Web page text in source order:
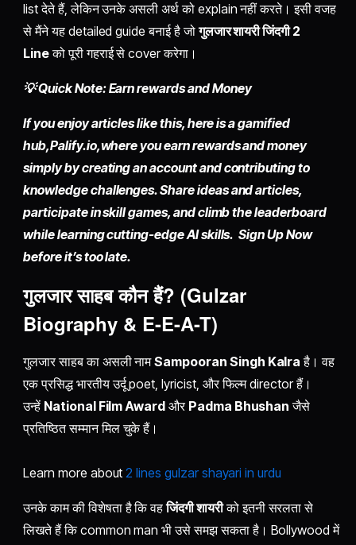
list देते हैं, लेकिन उनके असली अर्थ को explain नहीं करते। इसी वजह
से मैंने यह detailed guide बनाई है जोगुलजार शायरी जिंदगी 2
Lineको पूरी गहराई से cover करेगा।
💡 Quick Note: Earn rewards and Money
If you enjoy articles like this, here is a gamified
hub,Palify.io,where you earn rewards and money
simply bycreating an accountand contributing to
knowledge challenges. Share ideas and articles,
participate in skill games, and climb the leaderboard
while learning cutting-edge AI skills. Sign Up Now
before it’s too late.
गुलजार साहब कौन हैं? (Gulzar
Biography & E-E-A-T)
गुलजार साहब का असली नामSampooran Singh Kalra है। वह
एक प्रसिद्ध भारतीय उर्दू poet, lyricist, और फिल्म director हैं।
उन्हें National Film Award और Padma Bhushan जैसे
प्रतिष्ठित सम्मान मिल चुके हैं।
Learn more about2 lines gulzar shayari in urdu
उनके काम की विशेषता है कि वहजिंदगी शायरीको इतनी सरलता से
लिखते हैं कि common man भी उसे समझ सकता है। Bollywood में